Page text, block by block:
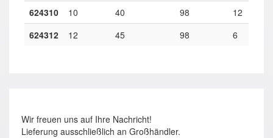
624310
10 40 98
12
624312
12 45 98 6
Wir freuen uns auf Ihre Nachricht!
Lieferung ausschließlich an Großhändler.